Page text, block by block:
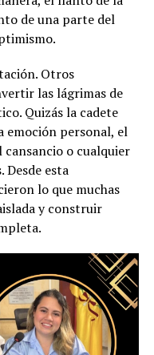
de una parte del
Otros
las lágrimas de
Quizás la cadete
emoción personal, el
o cualquier
Desde esta
lo que muchas
y construir